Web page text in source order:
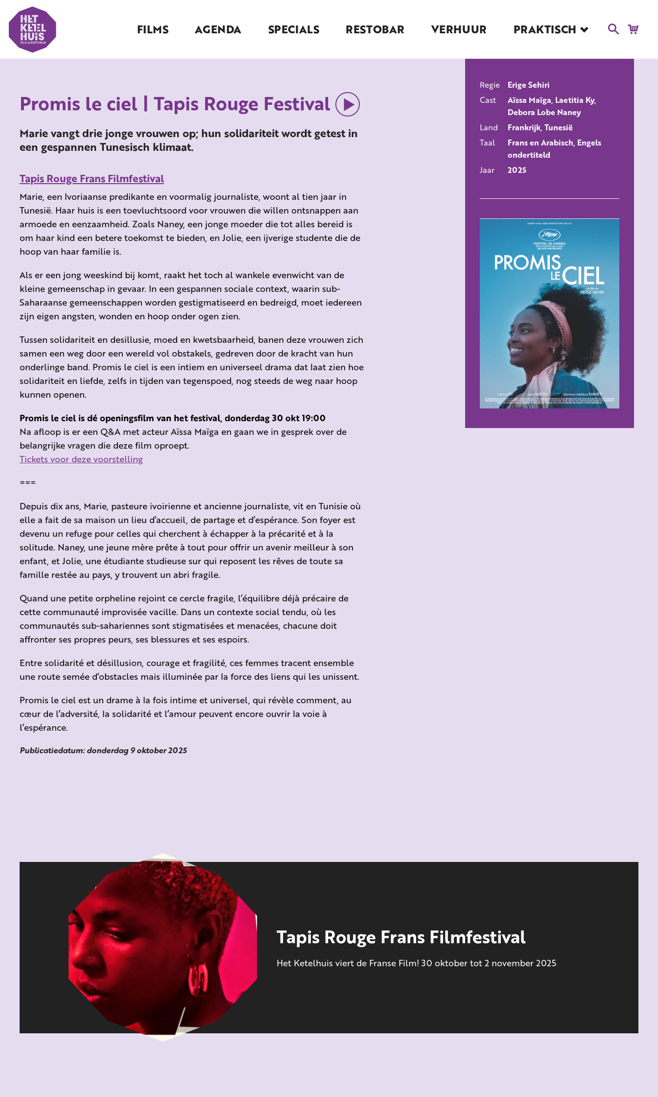
FILMS AGENDA SPECIALS RESTOBAR VERHUUR PRAKTISCH
Blog
Educatie
Kaartverkoop en
Tarieven
Over Het Ketelhuis
Vacatures
Promis le ciel | Tapis Rouge Festival
Marie vangt drie jonge vrouwen op; hun solidariteit wordt getest in
een gespannen Tunesisch klimaat.
Tapis Rouge Frans Filmfestival
Marie, een Ivoriaanse predikante en voormalig journaliste, woont al tien jaar in
Tunesië. Haar huis is een toevluchtsoord voor vrouwen die willen ontsnappen aan
armoede en eenzaamheid. Zoals Naney, een jonge moeder die tot alles bereid is
om haar kind een betere toekomst te bieden, en Jolie, een ijverige studente die de
hoop van haar familie is.
Als er een jong weeskind bij komt, raakt het toch al wankele evenwicht van de
kleine gemeenschap in gevaar. In een gespannen sociale context, waarin sub-
Saharaanse gemeenschappen worden gestigmatiseerd en bedreigd, moet iedereen
zijn eigen angsten, wonden en hoop onder ogen zien.
Tussen solidariteit en desillusie, moed en kwetsbaarheid, banen deze vrouwen zich
samen een weg door een wereld vol obstakels, gedreven door de kracht van hun
onderlinge band. Promis le ciel is een intiem en universeel drama dat laat zien hoe
solidariteit en liefde, zelfs in tijden van tegenspoed, nog steeds de weg naar hoop
kunnen openen.
Promis le ciel is dé openingsfilm van het festival, donderdag 30 okt 19:00
Na afloop is er een Q&A met acteur Aïssa Maïga en gaan we in gesprek over de
belangrijke vragen die deze film oproept.
Tickets voor deze voorstelling
===
Depuis dix ans, Marie, pasteure ivoirienne et ancienne journaliste, vit en Tunisie où
elle a fait de sa maison un lieu d’accueil, de partage et d’espérance. Son foyer est
devenu un refuge pour celles qui cherchent à échapper à la précarité et à la
solitude. Naney, une jeune mère prête à tout pour offrir un avenir meilleur à son
enfant, et Jolie, une étudiante studieuse sur qui reposent les rêves de toute sa
famille restée au pays, y trouvent un abri fragile.
Quand une petite orpheline rejoint ce cercle fragile, l’équilibre déjà précaire de
cette communauté improvisée vacille. Dans un contexte social tendu, où les
communautés sub-sahariennes sont stigmatisées et menacées, chacune doit
affronter ses propres peurs, ses blessures et ses espoirs.
Entre solidarité et désillusion, courage et fragilité, ces femmes tracent ensemble
une route semée d’obstacles mais illuminée par la force des liens qui les unissent.
Promis le ciel est un drame à la fois intime et universel, qui révèle comment, au
cœur de l’adversité, la solidarité et l’amour peuvent encore ouvrir la voie à
l’espérance.
Publicatiedatum: donderdag 9 oktober 2025
ALLE FILMS
Regie
Erige Sehiri
Cast
Aïssa Maïga, Laetitia Ky,
Debora Lobe Naney
Land
Frankrijk, Tunesië
Taal
Frans en Arabisch, Engels
ondertiteld
Jaar
2025
Tapis Rouge Frans Filmfestival
Het Ketelhuis viert de Franse Film! 30 oktober tot 2 november 2025